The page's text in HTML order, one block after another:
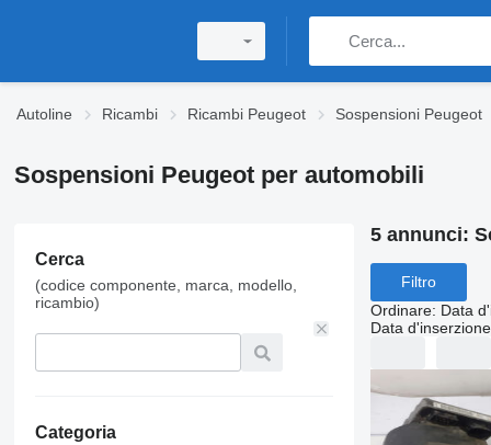
Autoline Ricambi Ricambi Peugeot Sospensioni Peugeot
Sospensioni Peugeot per automobili
Cerca
(codice componente, marca, modello,
ricambio)
Categoria
5 annunci:
Filtro
Ordinare: Data
Data d'inserzione